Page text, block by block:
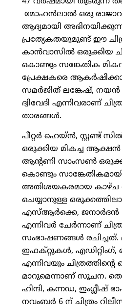
മോഹന്‍ലാല്‍ ഒരു
ആദ്യമായി
പ്രത്യേകതയുമുണ്ട് ഈ
കാന്‍വാസില്‍ ഒരുക്കിയ
കൊണ്ടും സങ്കേതിക
പ്രേക്ഷകരെ
സമര്‍ജിത് ലങ്കേഷ്, നയന്‍
ദ്വിവേദി എന്നിവരാണ്
താരങ്ങള്‍.
പീറ്റര്‍ ഹെയ്ന്‍, സ്റ്റണ്ട്
ഒരുക്കിയ മികച്ച
ആന്റണി സാംസണ്‍
കൊണ്ടും
അതിശയകരമായ കാഴ്ച
ചെയ്യാനുള്ള
എസ്ആര്‍ക്കെ, ജനാര്‍ദന്‍
എന്നിവര്‍ ചേര്‍ന്നാണ്
സംഭാഷണങ്ങള്‍ രചിച്ചത്.
ഇഫക്റ്റുകള്‍,
എന്നിവയും
മാറുമെന്നാണ് സൂചന.
ഹിന്ദി, കന്നഡ, ഇംഗ്ലീഷ്
നവംബര്‍ 6 ന് ചിത്രം